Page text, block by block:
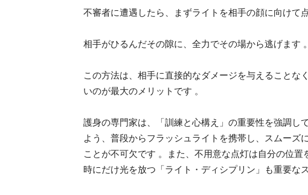
不審者に遭遇したら、まずライトを相手の顔に向けて
相手がひるんだその隙に、全力でその場から逃げます
この方法は、相手に直接的なダメージを与えることな
いのが最大のメリットです 。
護身の専門家は、「訓練と心構え」の重要性を強調し
よう、普段からフラッシュライトを携帯し、スムーズ
ことが不可欠です 。また、不用意な点灯は自分の位
時にだけ光を放つ「ライト・ディシプリン」も重要な